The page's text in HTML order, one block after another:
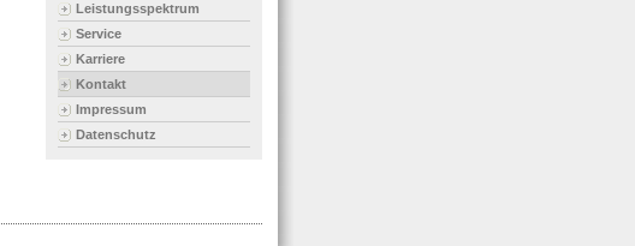
Leistungsspektrum
Service
Karriere
Kontakt
Impressum
Datenschutz